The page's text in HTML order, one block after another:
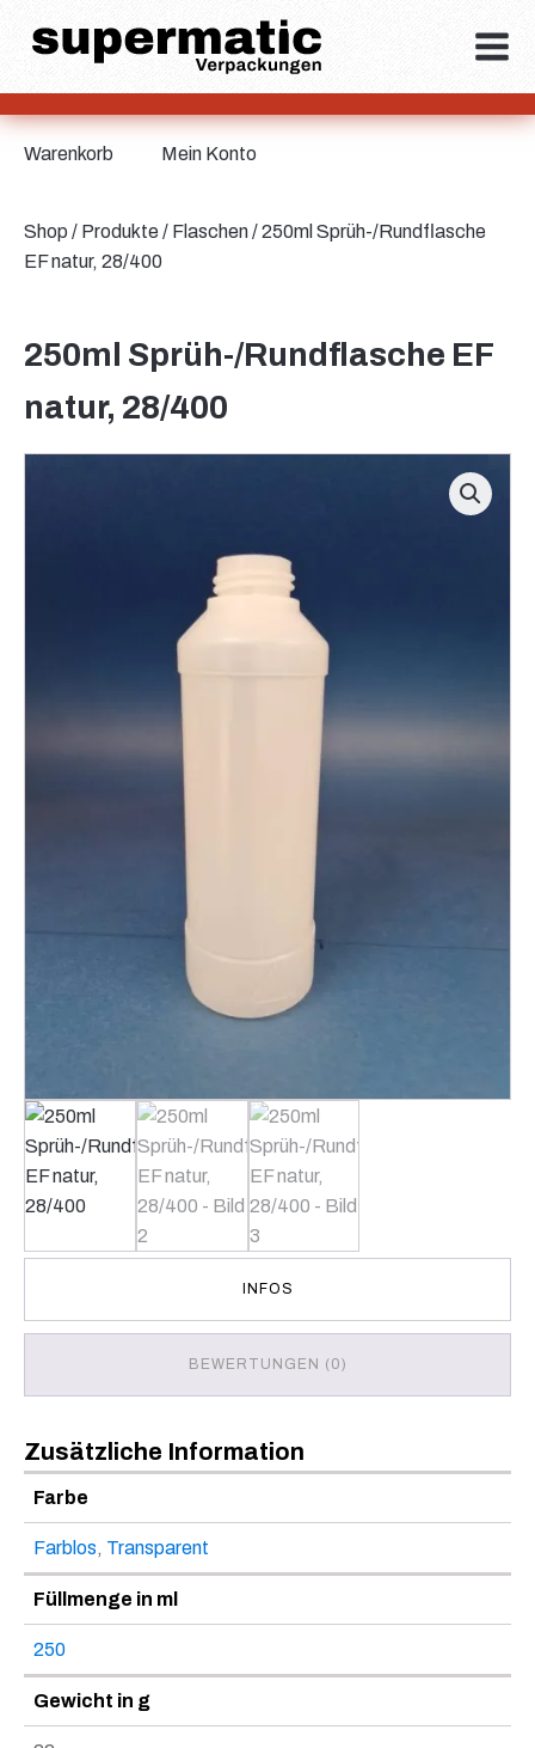
Shop / Produkte/ Flaschen/ 250ml Sprüh-/Rundflasche
EF natur, 28/400
Warenkorb Mein Konto
250ml Sprüh-/Rundflasche EF
natur, 28/400
INFOS
BEWERTUNGEN (0)
Zusätzliche Information
Farbe
Farblos, Transparent
Füllmenge in ml
250
Gewicht in g